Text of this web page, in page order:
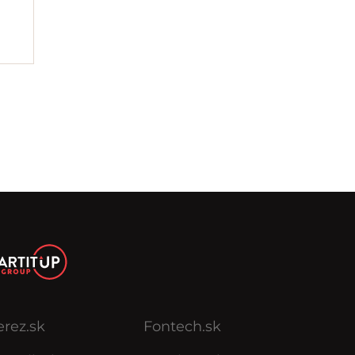
Fontech.sk